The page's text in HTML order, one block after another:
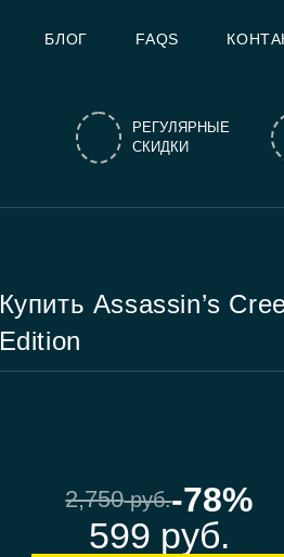
БЛОГ FAQS
РЕГУЛЯРНЫЕ
СКИДКИ
Купить Assassin’s
Edition
2,750руб.-78%
599 руб.